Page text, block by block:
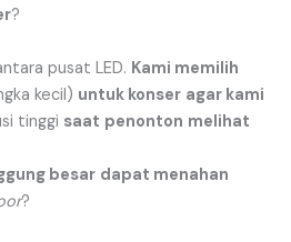
?
pusat LED. Kami memilih
kecil) untuk konser agar kami
tinggi saat penonton melihat
besar dapat menahan
?